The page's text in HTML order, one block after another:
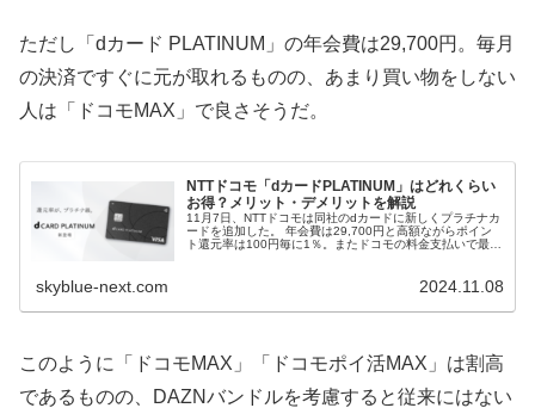
ただし「dカード PLATINUM」の年会費は29,700円。毎月
の決済ですぐに元が取れるものの、あまり買い物をしない
人は「ドコモMAX」で良さそうだ。
NTTドコモ「dカードPLATINUM」はどれくらい
お得？メリット・デメリットを解説
11月7日、NTTドコモは同社のdカードに新しくプラチナカ
ードを追加した。 年会費は29,700円と高額ながらポイン
ト還元率は100円毎に1％。またドコモの料金支払いで最大
skyblue-next.com 2024.11.08
このように「ドコモMAX」「ドコモポイ活MAX」は割高
であるものの、DAZNバンドルを考慮すると従来にはない